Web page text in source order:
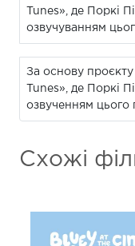
Tunes», де Поркі
озвучуванням
За основу проєкту
Tunes», де Поркі
озвученням цього
Схожі